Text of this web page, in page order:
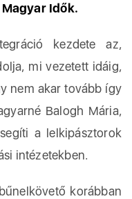
Idők.
kezdete az,
mi vezetett idáig,
nem akar tovább így
Balogh Mária,
a lelkipásztorok
intézetekben.
korábban